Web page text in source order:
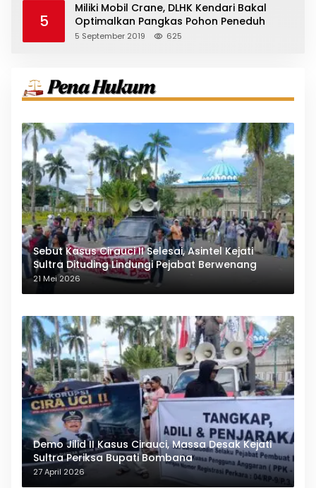
5
Miliki Mobil Crane, DLHK Kendari Bakal
Optimalkan Pangkas Pohon Peneduh
5 September 2019 625
Sebut Kasus Cirauci II Selesai, Asintel Kejati
Sultra Dituding Lindungi Pejabat Berwenang
21 Mei 2026
Demo Jilid II Kasus Cirauci, Massa Desak Kejati
Sultra Periksa Bupati Bombana
27 April 2026